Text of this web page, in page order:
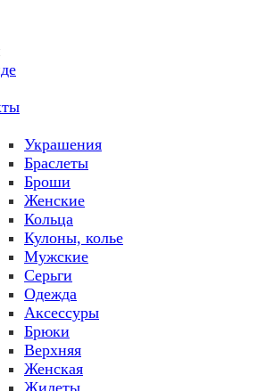
Украшения
Браслеты
Броши
Женские
Кольца
Кулоны, колье
Мужские
Серьги
Одежда
Аксессуры
Брюки
Верхняя
Женская
Жилеты